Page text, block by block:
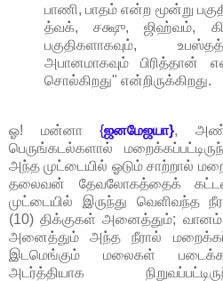
பாணி, பாதம் என்ற மூன்று
த்வக், சக்ஷு, ஜிஹ்வம்,
பகுதிகளாகவும்,
அபானமாகவும்
சொல்கிறது" என்றிருக்கிறது.
ஓ! மன்னா{ஜனமேஜயா},
பெருங்கடல்களால்
அந்த முட்டையில் ஓடும் சாற்றால்
தலைவன் தேவலோகத்தைக்
முட்டையில் இருந்து வெளிவந்த
(10) திக்குகள் அனைத்தும்;
அனைத்தும் அந்த நீரால்
இடமெங்கும் மலைகள்
அடர்த்தியாக